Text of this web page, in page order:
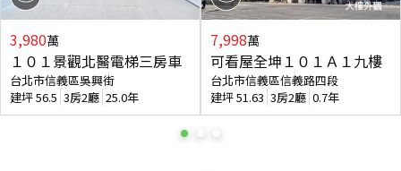
3,980萬
１０１景觀北醫電梯三房車
台北市信義區吳興街
建坪56.5 3房2廳 25.0年
7,998萬
可看屋全坤１０１Ａ１九樓
台北市信義區信義路四段
建坪51.63 3房2廳 0.7年